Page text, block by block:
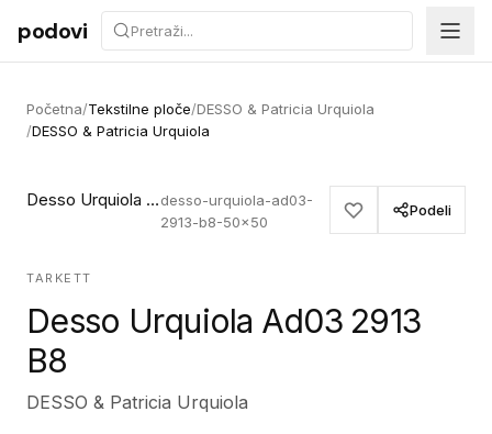
Preskoči na sadržaj
podovi
Početna/Tekstilne ploče/DESSO & Patricia Urquiola
/DESSO & Patricia Urquiola
Desso Urquiola Ad03 2913 B8desso-urquiola-ad03-
2913-b8-50x50
Podeli
TARKETT
Desso Urquiola Ad03 2913
B8
DESSO & Patricia Urquiola